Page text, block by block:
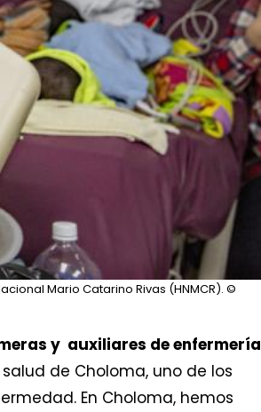
Mario Catarino Rivas (HNMCR). ©
y auxiliares de enfermería
de Choloma, uno de los
En Choloma, hemos